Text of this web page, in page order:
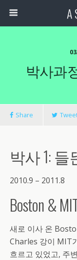
A
박사과
Share
박사 1:
2010.9 – 2011.8
Boston &
새로 이사 온
Charles 강이 MIT
흐르고 있었고, 주